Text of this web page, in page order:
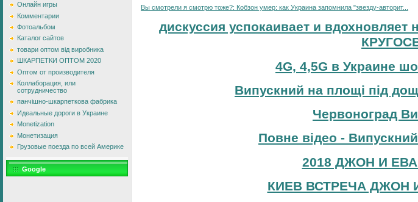
Онлайн игры
Комментарии
Фотоальбом
Каталог сайтов
товари оптом від виробника
ШКАРПЕТКИ ОПТОМ 2020
Оптом от производителя
Коллаборация, или
сотрудничество
панчішно-шкарпеткова фабрика
Идеальные дороги в Украине
Monetization
Монетизация
Грузовые поезда по всей Америке
Google
Вы смотрели я смотрю тоже?: Кобзон умер: как Украина запомнила "звезду-авторит...
дискуссия успокаивает и
4G, 4,5G в Украине
Випускний на площі під
Червоноград
Повне відео -
2018 ДЖОН И
КИЕВ ВСТРЕЧА ДЖОН